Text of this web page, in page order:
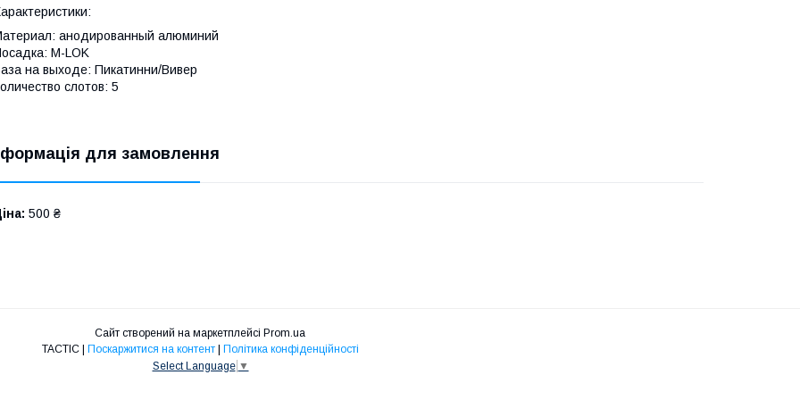
анодированный алюминий
M-LOK
на выходе: Пикатинни/Вивер
слотов: 5
для замовлення
500 ₴
Сайт створений на маркетплейсі Prom.ua
TACTIC | Поскаржитися на контент | Політика конфіденційності
Select Language ▼